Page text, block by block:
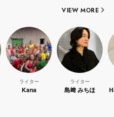
VIEW MORE
ライター
Kana
ライター
島﨑 みちほ Hao